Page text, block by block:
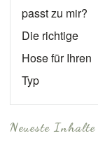
passt zu mir?
Die richtige
Hose für Ihren
Typ
Neueste Inhalte